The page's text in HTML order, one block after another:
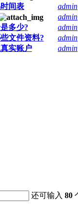
间表
admin
admin
多少?
admin
文件资料?
admin
实账户 admin
还可输入80